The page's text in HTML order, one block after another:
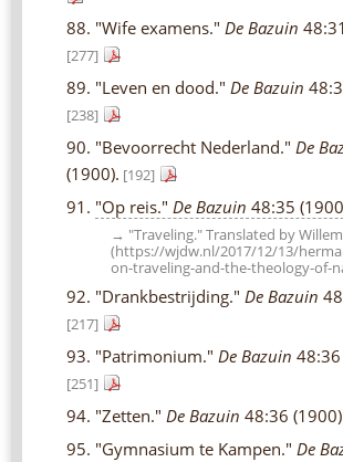
88. "Wife examens." De Bazuin
[277]
89. "Leven en dood." De Bazuin
[238]
90. "Bevoorrecht Nederland." De
(1900). [192]
91. "Op reis." De Bazuin 48:35
→ "Traveling." Translated by Willem
(https://wjdw.nl/2017/12/13/
on-traveling-and-the-theology-of-
92. "Drankbestrijding." De Bazuin
[217]
93. "Patrimonium." De Bazuin
[251]
94. "Zetten." De Bazuin 48:36
95. "Gymnasium te Kampen." De